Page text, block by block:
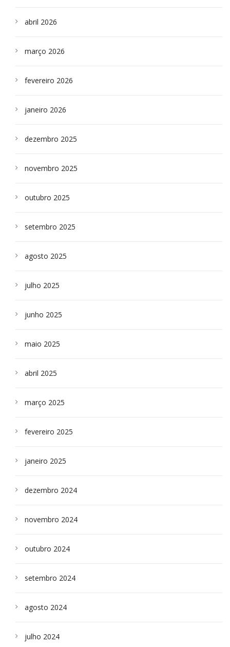
abril 2026
março 2026
fevereiro 2026
janeiro 2026
dezembro 2025
novembro 2025
outubro 2025
setembro 2025
agosto 2025
julho 2025
junho 2025
maio 2025
abril 2025
março 2025
fevereiro 2025
janeiro 2025
dezembro 2024
novembro 2024
outubro 2024
setembro 2024
agosto 2024
julho 2024